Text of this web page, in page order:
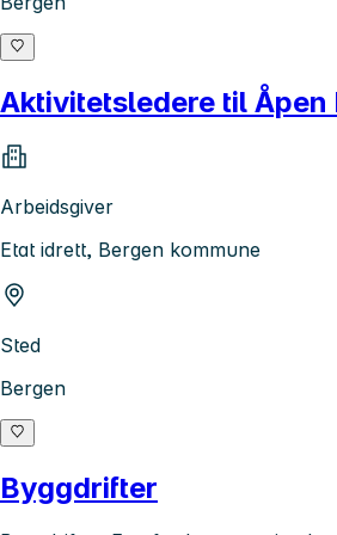
Aktivitetsledere til Åpen
Arbeidsgiver
Etat idrett, Bergen kommune
Sted
Bergen
Byggdrifter